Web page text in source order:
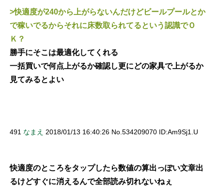
>快適度が240から上がらないんだけどビールプールとか
で稼いでるからそれに床数取られてるという認識でＯ
Ｋ？
勝手にそこは最適化してくれる
一括買いで何点上がるか確認し更にどの家具で上がるか
見てみるとよい
491 なまえ 2018/01/13 16:40:26 No.534209070 ID:Am9Sj1.U
快適度のところをタップしたら数値の算出っぽい文章出
るけどすぐに消えるんで全部読み切れないねぇ